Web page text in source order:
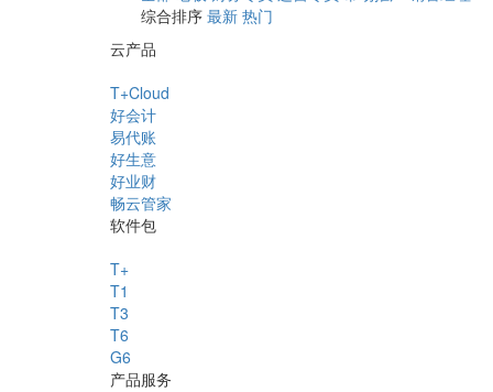
综合排序 最新 热门
云产品
T+Cloud
好会计
易代账
好生意
好业财
畅云管家
软件包
T+
T1
T3
T6
G6
产品服务